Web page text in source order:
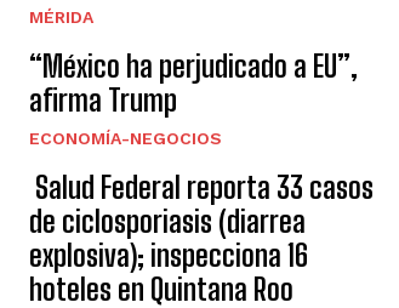
MÉRIDA
“México ha perjudicado a EU”,
afirma Trump
ECONOMÍA-NEGOCIOS
Salud Federal reporta 33 casos
de ciclosporiasis (diarrea
explosiva); inspecciona 16
hoteles en Quintana Roo